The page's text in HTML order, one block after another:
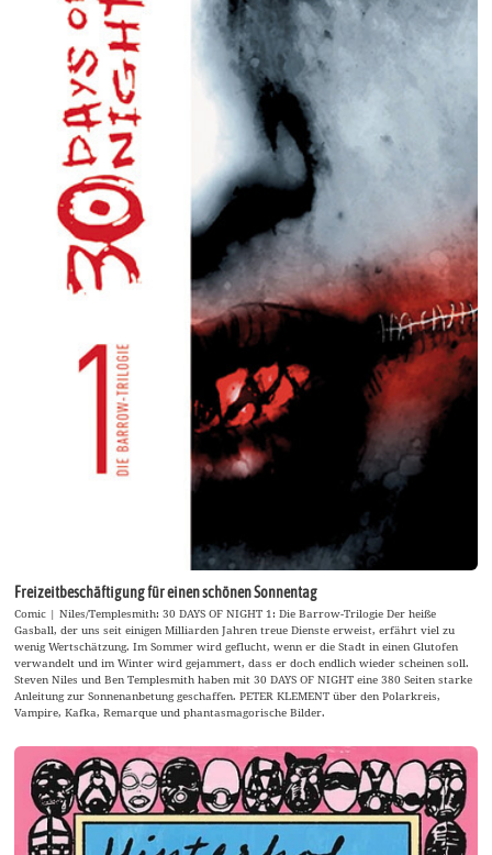
Freizeitbeschäftigung für einen schönen Sonnentag
Comic | Niles/Templesmith: 30 DAYS OF NIGHT 1: Die Barrow-Trilogie Der heiße
Gasball, der uns seit einigen Milliarden Jahren treue Dienste erweist, erfährt viel zu
wenig Wertschätzung. Im Sommer wird geflucht, wenn er die Stadt in einen Glutofen
verwandelt und im Winter wird gejammert, dass er doch endlich wieder scheinen soll.
Steven Niles und Ben Templesmith haben mit 30 DAYS OF NIGHT eine 380 Seiten starke
Anleitung zur Sonnenanbetung geschaffen. PETER KLEMENT über den Polarkreis,
Vampire, Kafka, Remarque und phantasmagorische Bilder.